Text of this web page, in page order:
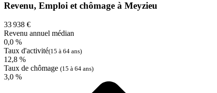
Revenu, Emploi et chômage à Meyzieu
33 938 €
Revenu annuel médian
0,0 %
Taux d'activité(15 à 64 ans)
12,8 %
Taux de chômage (15 à 64 ans)
3,0 %